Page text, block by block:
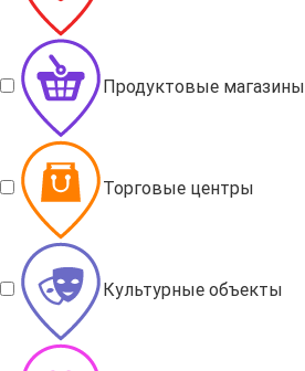
Продуктовые магазины
Торговые центры
Культурные объекты